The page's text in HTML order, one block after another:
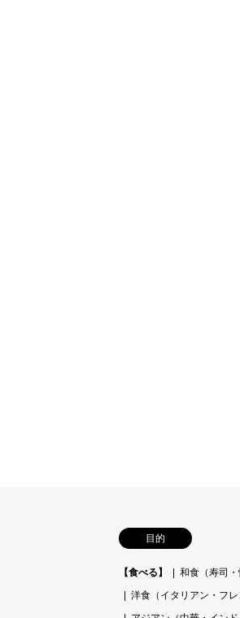
目的
【食べる】
和食（寿司・
洋食（イタリアン・フレ